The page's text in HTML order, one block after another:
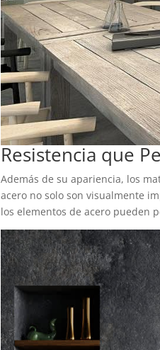
Resistencia que
Además de su apariencia, los
acero no solo son visualmente
los elementos de acero pueden